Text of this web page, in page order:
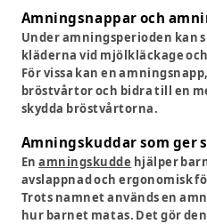
Amningsnappar och
Under amningsperioden kan
kläderna vid mjölkläckage
För vissa kan en
bröstvårtor och bidra till en
skydda bröstvårtorna.
Amningskuddar som ger
Enamningskudde hjälper
avslappnad och ergonomisk
Trots namnet används en
hur barnet matas. Det gör